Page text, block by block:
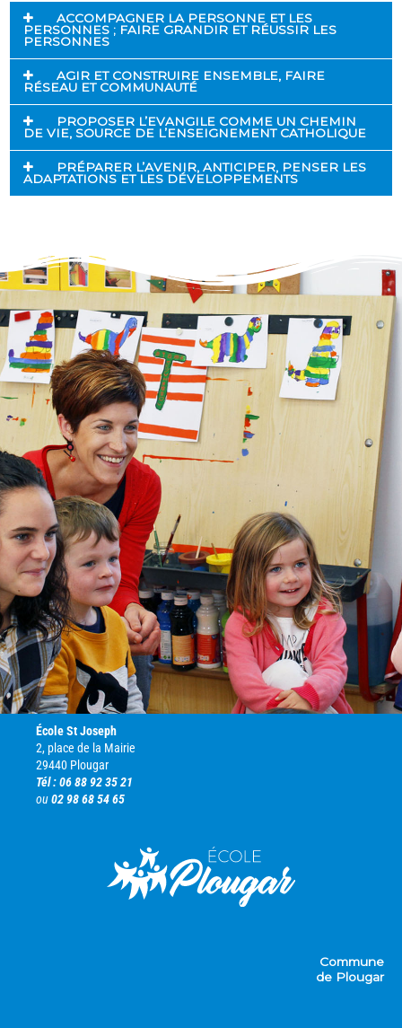
ACCOMPAGNER LA PERSONNE ET LES
PERSONNES ; FAIRE GRANDIR ET RÉUSSIR LES
PERSONNES
AGIR ET CONSTRUIRE ENSEMBLE, FAIRE
RÉSEAU ET COMMUNAUTÉ
PROPOSER L’EVANGILE COMME UN CHEMIN
DE VIE, SOURCE DE L’ENSEIGNEMENT CATHOLIQUE
PRÉPARER L’AVENIR, ANTICIPER, PENSER LES
ADAPTATIONS ET LES DÉVELOPPEMENTS
École St Joseph
2, place de la Mairie
29440 Plougar
Tél : 06 88 92 35 21
ou02 98 68 54 65
Commune
de Plougar